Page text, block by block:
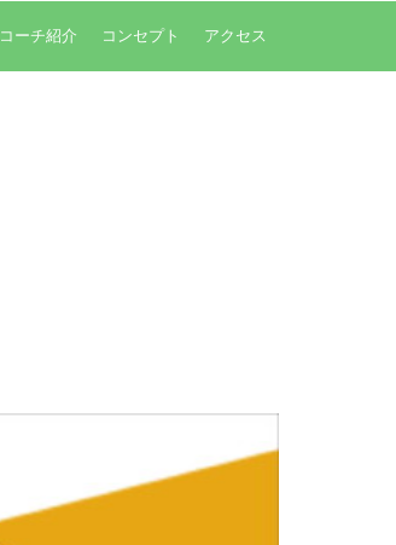
コーチ紹介 コンセプト アクセス